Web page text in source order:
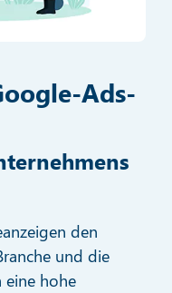
Ads-
den
und die
eine hohe